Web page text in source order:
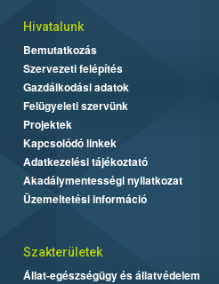
Hivatalunk
Bemutatkozás
Szervezeti felépítés
Gazdálkodási adatok
Felügyeleti szervünk
Projektek
Kapcsolódó linkek
Adatkezelési tájékoztató
Akadálymentességi nyilatkozat
Üzemeltetési információ
Szakterületek
Állat-egészségügy és állatvédelem